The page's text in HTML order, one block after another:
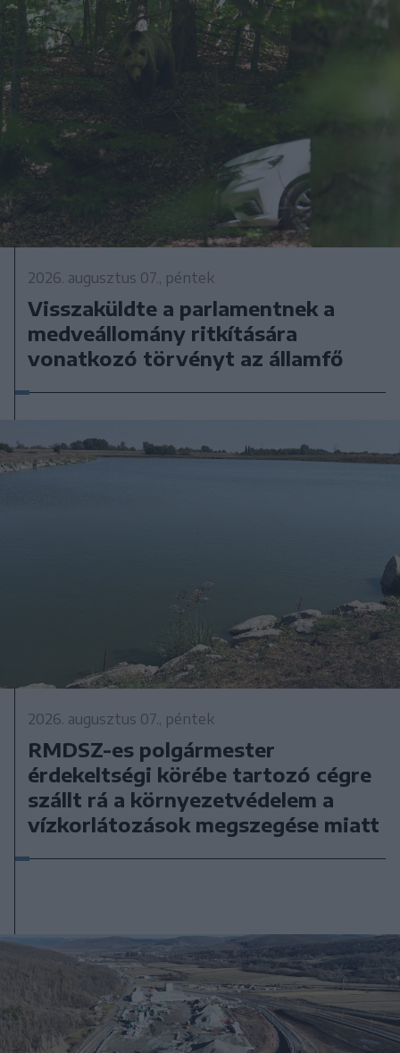
2026. augusztus 07., péntek
Visszaküldte a parlamentnek a
medveállomány ritkítására
vonatkozó törvényt az államfő
2026. augusztus 07., péntek
RMDSZ-es polgármester
érdekeltségi körébe tartozó cégre
szállt rá a környezetvédelem a
vízkorlátozások megszegése miatt